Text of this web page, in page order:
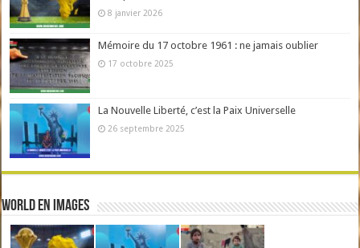
8 janvier 2026
Mémoire du 17 octobre 1961 : ne jamais oublier
17 octobre 2025
La Nouvelle Liberté, c’est la Paix Universelle
26 septembre 2025
World en Images